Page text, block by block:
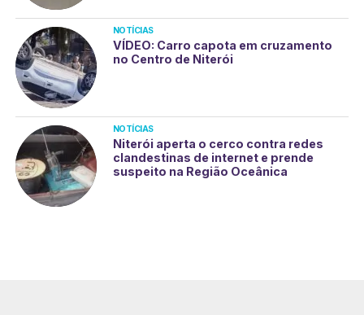
NOTÍCIAS
VÍDEO: Carro capota em cruzamento
no Centro de Niterói
NOTÍCIAS
Niterói aperta o cerco contra redes
clandestinas de internet e prende
suspeito na Região Oceânica